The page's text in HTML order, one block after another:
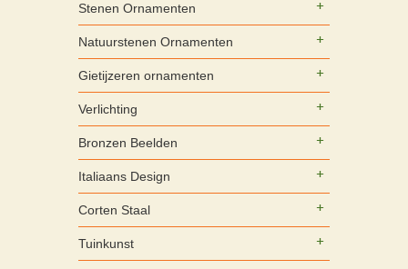
Stenen Ornamenten
Natuurstenen Ornamenten
Gietijzeren ornamenten
Verlichting
Bronzen Beelden
Italiaans Design
Corten Staal
Tuinkunst